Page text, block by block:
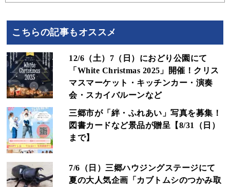
こちらの記事もオススメ
12/6（土）7（日）におどり公園にて
「White Christmas 2025」開催！クリス
マスマーケット・キッチンカー・演奏
会・スカイバルーンなど
三郷市が「絆・ふれあい」写真を募集！
図書カードなど景品が贈呈【8/31（日）
まで】
7/6（日）三郷ハウジングステージにて
夏の大人気企画「カブトムシのつかみ取